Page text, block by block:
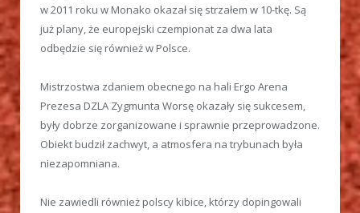
w 2011 roku w Monako okazał się strzałem w 10-tkę. Są
już plany, że europejski czempionat za dwa lata
odbędzie się również w Polsce.
Mistrzostwa zdaniem obecnego na hali Ergo Arena
Prezesa DZLA Zygmunta Worsę okazały się sukcesem,
były dobrze zorganizowane i sprawnie przeprowadzone.
Obiekt budził zachwyt, a atmosfera na trybunach była
niezapomniana.
Nie zawiedli również polscy kibice, którzy dopingowali